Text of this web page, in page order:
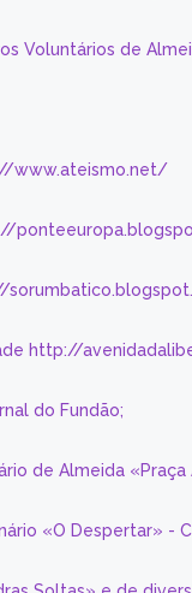
Voluntários de
www.ateismo.net/
http://
do Fundão;
de Almeida «Praça
«O Despertar» -